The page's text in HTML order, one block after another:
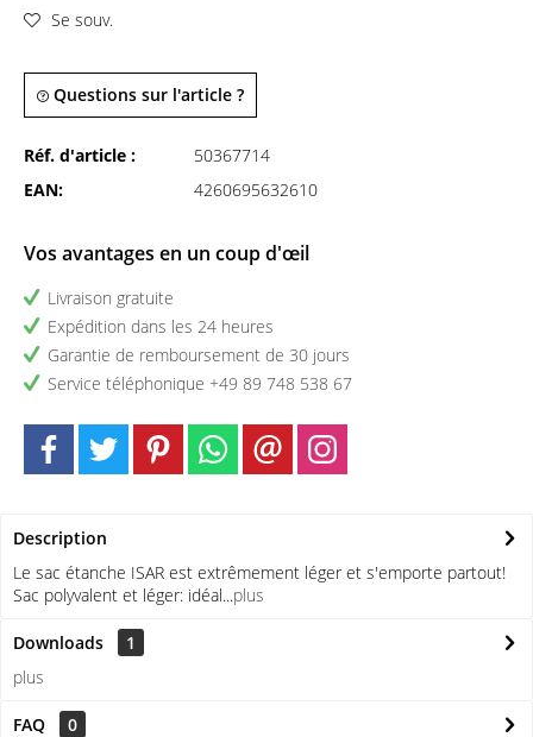
Se souv.
Questions sur l'article ?
Réf. d'article :
50367714
EAN:
4260695632610
Vos avantages en un coup d'œil
Livraison gratuite
Expédition dans les 24 heures
Garantie de remboursement de 30 jours
Service téléphonique +49 89 748 538 67
Description
Le sac étanche ISAR est extrêmement léger et s'emporte partout!
Sac polyvalent et léger: idéal...plus
Downloads
1
plus
FAQ
0